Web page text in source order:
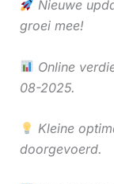
Nieuwe
groei mee!
Online
08-2025.
Kleine
doorgevoerd.